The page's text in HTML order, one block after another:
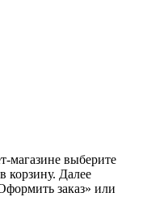
магазине выберите
корзину. Далее
заказ» или